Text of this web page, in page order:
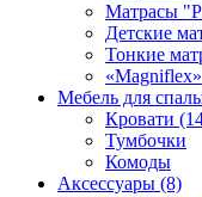
Матрасы
Детские
Тонкие
Мебель для
Кровати
Тумбочки
Комоды
Аксессуары (8)